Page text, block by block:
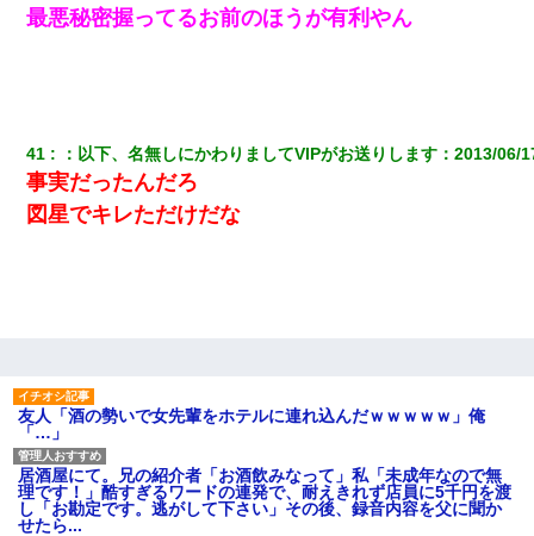
最悪秘密握ってるお前のほうが有利やん
41 ： 以下、名無しにかわりましてVIPがお送りします ：2013/06/
事実だったんだろ
図星でキレただけだな
友人「酒の勢いで女先輩をホテルに連れ込んだｗｗｗｗｗ」俺
「…」
居酒屋にて。兄の紹介者「お酒飲みなって」私「未成年なので無
理です！」酷すぎるワードの連発で、耐えきれず店員に5千円を渡
し「お勘定です。逃がして下さい」その後、録音内容を父に聞か
せたら...